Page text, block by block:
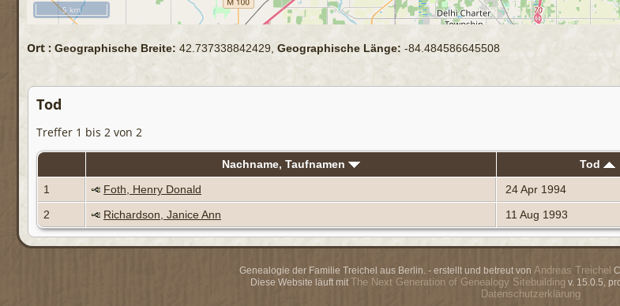
5 km
Ort : Geographische Breite:42.737338842429, Geographische Länge: -84.484586645508
Tod
Treffer 1 bis 2 von 2
Nachname, Taufnamen Tod
1
Foth, Henry Donald 24 Apr 1994
2
Richardson, Janice Ann 11 Aug 1993
Genealogie der Familie Treichel aus Berlin. - erstellt und betreut von Andreas Treichel
Diese Website läuft mit The Next Generation of Genealogy Sitebuilding v. 15.0.5,
Datenschutzerklärung